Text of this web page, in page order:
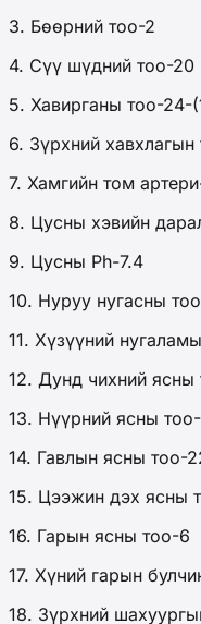
3. Бөөрний тоо-2
4. Сүү шүдний тоо-20
5. Хавирганы тоо-24-
6. Зүрхний хавхлагын
7. Хамгийн том
8. Цусны хэвийн
9. Цусны Ph-7.4
10. Нуруу нугасны
11. Хүзүүний
12. Дунд чихний ясны
13. Нүүрний ясны
14. Гавлын ясны тоо-
15. Цээжин дэх ясны
16. Гарын ясны тоо-6
17. Хүний гарын
18. Зүрхний